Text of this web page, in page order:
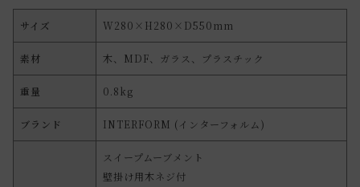
サイズ W280×H280×D550mm
素材 木、MDF、ガラス、プラスチック
重量 0.8kg
ブランド INTERFORM (インターフォルム)
スイープムーブメント
壁掛け用木ネジ付